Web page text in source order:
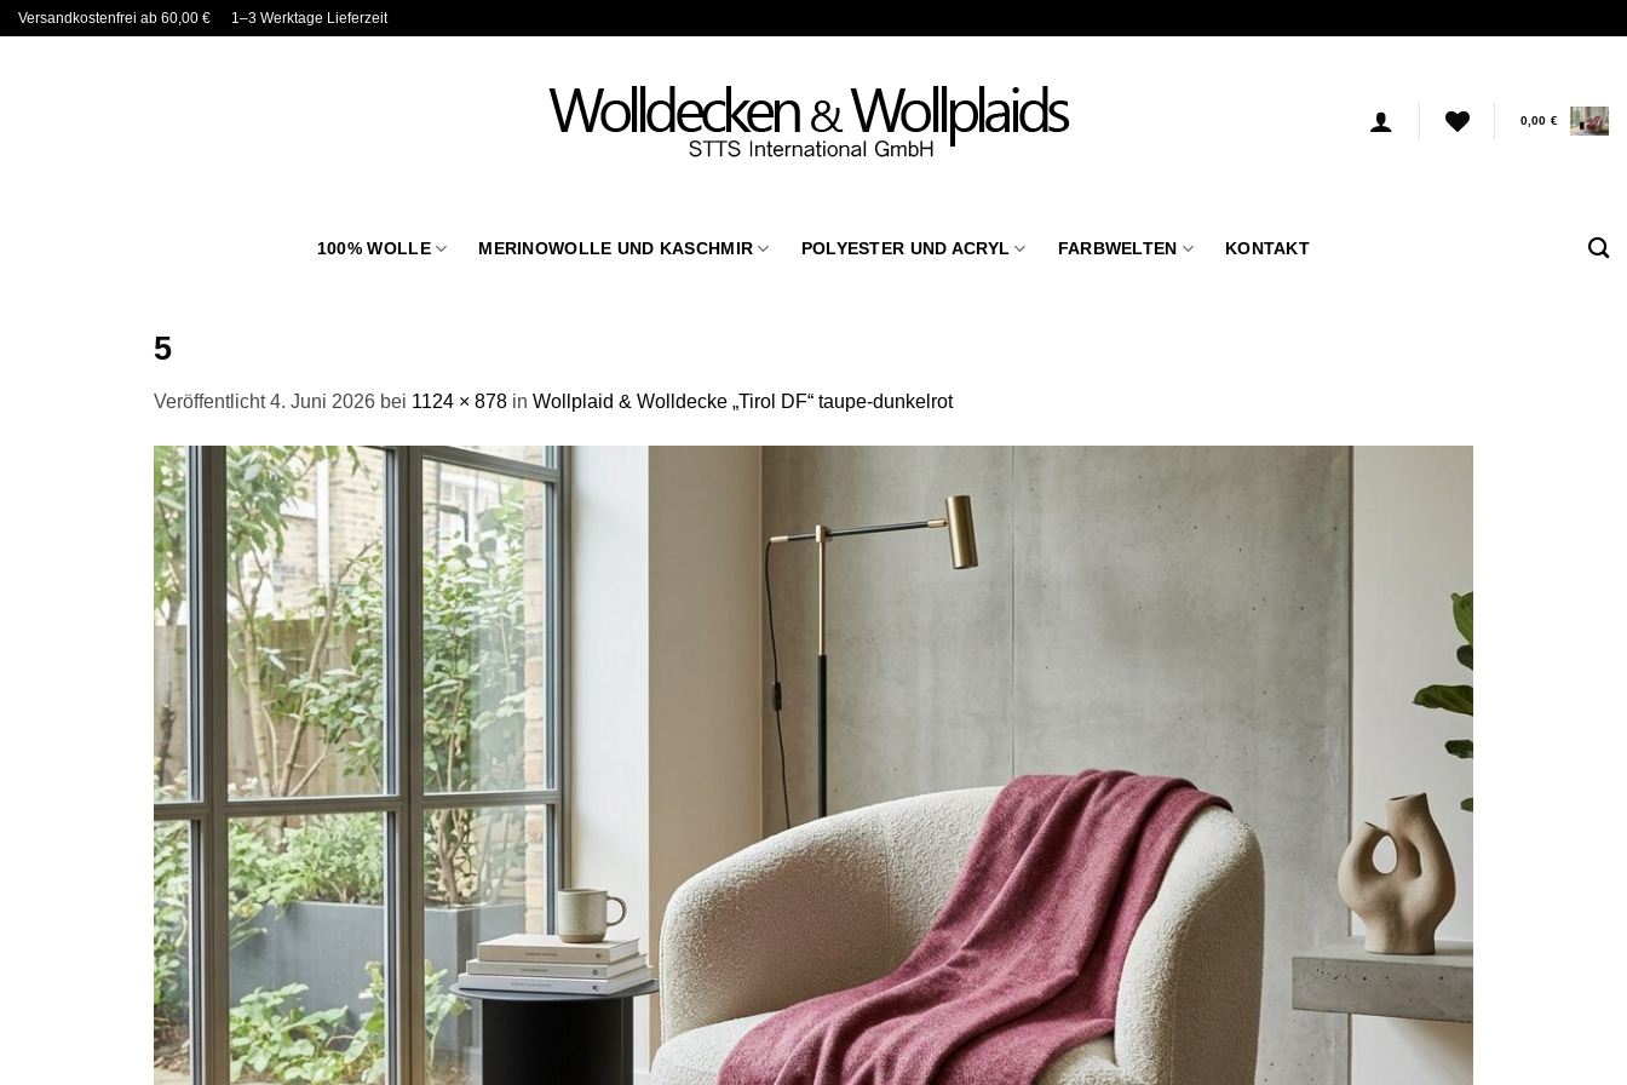
ZumVersandkostenfrei ab 60,00 € 1–3 Werktage Lieferzeit
0,00 €
100% WOLLE MERINOWOLLE UND KASCHMIR POLYESTER UND ACRYL FARBWELTEN KONTAKT
5
Veröffentlicht4. Juni 2026 bei 1124 × 878 in Wollplaid & Wolldecke „Tirol DF“ taupe-dunkelrot